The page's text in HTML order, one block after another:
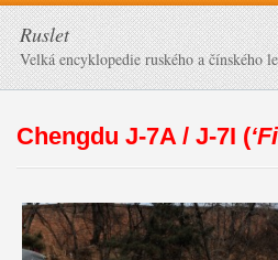
Ruslet
Velká encyklopedie ruského a čínského
Chengdu J-7A / J-7I (